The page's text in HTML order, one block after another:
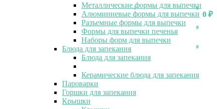
0
0 ₽
0
0
0
Металлические формы для выпечки
Алюминиевые формы для выпечки
Разъемные формы для выпечки
Формы для выпечки печенья
Наборы форм для выпечки
Блюда для запекания
Блюда для запекания
Керамические блюда для запекания
Пароварки
Горшки для запекания
Крышки